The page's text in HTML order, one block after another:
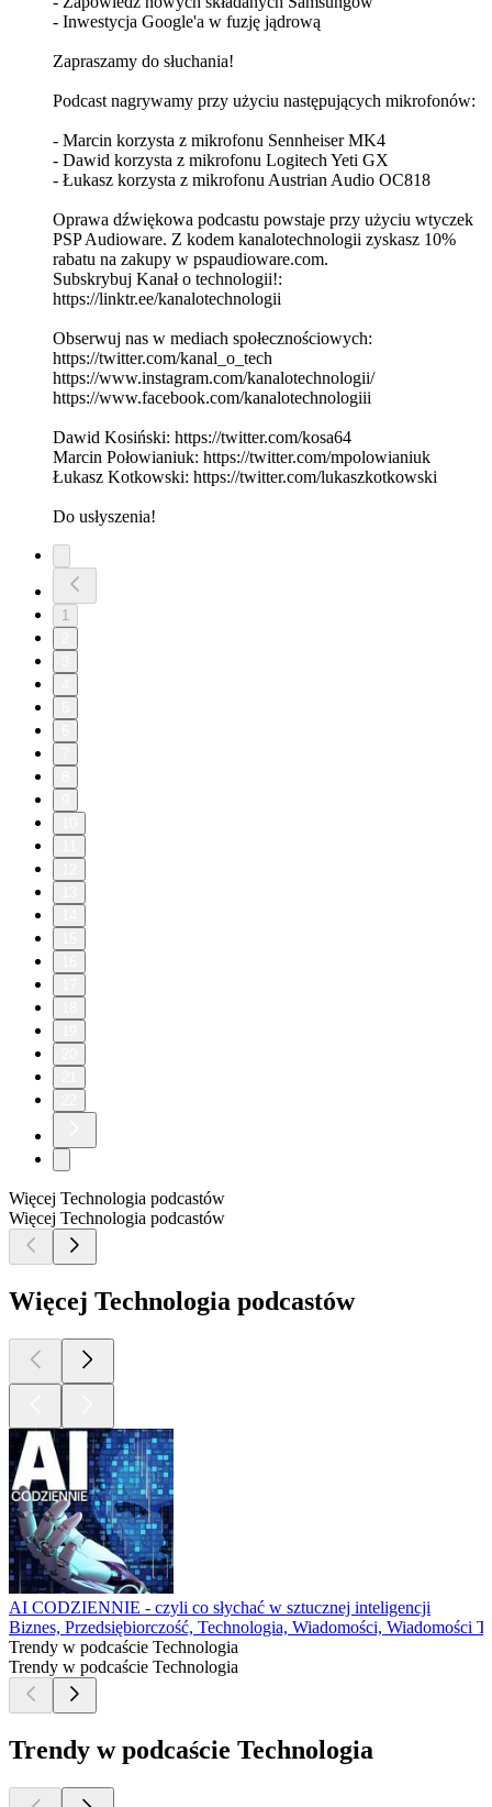
- Inwestycja Google'a w fuzję jądrową
Zapraszamy do słuchania!
Podcast nagrywamy przy użyciu następujących mikrofonów:
- Marcin korzysta z mikrofonu Sennheiser MK4
- Dawid korzysta z mikrofonu Logitech Yeti GX
- Łukasz korzysta z mikrofonu Austrian Audio OC818
Oprawa dźwiękowa podcastu powstaje przy użyciu wtyczek
PSP Audioware. Z kodem kanalotechnologii zyskasz 10%
rabatu na zakupy w pspaudioware.com.
Subskrybuj Kanał o technologii!:
⁠⁠⁠⁠⁠⁠⁠⁠⁠⁠⁠⁠⁠⁠⁠⁠⁠⁠⁠⁠⁠⁠⁠⁠⁠⁠⁠⁠⁠⁠⁠⁠⁠⁠⁠⁠⁠⁠⁠⁠⁠⁠⁠⁠⁠⁠⁠⁠⁠⁠⁠⁠⁠⁠⁠⁠⁠⁠⁠⁠⁠⁠⁠⁠⁠⁠⁠⁠⁠⁠⁠⁠⁠⁠⁠⁠⁠⁠⁠⁠⁠⁠⁠⁠⁠⁠⁠⁠⁠https://linktr.ee/kanalotechnologii⁠⁠⁠⁠⁠⁠⁠⁠⁠⁠⁠⁠⁠⁠⁠⁠⁠⁠⁠⁠⁠⁠⁠⁠⁠⁠⁠⁠⁠⁠⁠⁠⁠⁠⁠⁠⁠⁠⁠⁠⁠⁠⁠⁠⁠⁠⁠⁠⁠⁠⁠⁠⁠⁠⁠⁠⁠⁠⁠⁠⁠⁠⁠⁠⁠⁠⁠⁠⁠⁠⁠⁠⁠⁠⁠⁠⁠⁠⁠⁠⁠⁠⁠⁠⁠⁠⁠⁠⁠
Obserwuj nas w mediach społecznościowych:
⁠⁠⁠⁠⁠⁠⁠⁠⁠⁠⁠⁠⁠⁠⁠⁠⁠⁠⁠⁠⁠⁠⁠⁠⁠⁠⁠⁠⁠⁠⁠⁠⁠⁠⁠⁠⁠⁠⁠⁠⁠⁠⁠⁠⁠⁠⁠⁠⁠⁠⁠⁠⁠⁠⁠⁠⁠⁠⁠⁠⁠⁠⁠⁠⁠⁠⁠⁠⁠⁠⁠⁠⁠⁠⁠⁠⁠⁠⁠⁠⁠⁠⁠⁠⁠⁠⁠⁠⁠⁠⁠https://twitter.com/kanal_o_tech⁠⁠⁠⁠⁠⁠⁠⁠⁠⁠⁠⁠⁠⁠⁠⁠⁠⁠⁠⁠⁠⁠⁠⁠⁠⁠⁠⁠⁠⁠⁠⁠⁠⁠⁠⁠⁠⁠⁠⁠⁠⁠⁠⁠⁠⁠⁠⁠⁠⁠⁠⁠⁠⁠⁠⁠⁠⁠⁠⁠⁠⁠⁠⁠⁠⁠⁠⁠⁠⁠⁠⁠⁠⁠⁠⁠⁠⁠⁠⁠⁠⁠⁠⁠⁠⁠⁠⁠⁠⁠⁠
⁠⁠⁠⁠⁠⁠⁠⁠⁠⁠⁠⁠⁠⁠⁠⁠⁠⁠⁠⁠⁠⁠⁠⁠⁠⁠⁠⁠⁠⁠⁠⁠⁠⁠⁠⁠⁠⁠⁠⁠⁠⁠⁠⁠⁠⁠⁠⁠⁠⁠⁠⁠⁠⁠⁠⁠⁠⁠⁠⁠⁠⁠⁠⁠⁠⁠⁠⁠⁠⁠⁠⁠⁠⁠⁠⁠⁠⁠⁠⁠⁠⁠⁠⁠⁠⁠⁠⁠⁠⁠⁠https://www.instagram.com/kanalotechnologii/⁠⁠⁠⁠⁠⁠⁠⁠⁠⁠⁠⁠⁠⁠⁠⁠⁠⁠⁠⁠⁠⁠⁠⁠⁠⁠⁠⁠⁠⁠⁠⁠⁠⁠⁠⁠⁠⁠⁠⁠⁠⁠⁠⁠⁠⁠⁠⁠⁠⁠⁠⁠⁠⁠⁠⁠⁠⁠⁠⁠⁠⁠⁠⁠⁠⁠⁠⁠⁠⁠⁠⁠⁠⁠⁠⁠⁠⁠⁠⁠⁠⁠⁠⁠⁠⁠⁠⁠⁠⁠⁠
⁠⁠⁠⁠⁠⁠⁠⁠⁠⁠⁠⁠⁠⁠⁠⁠⁠⁠⁠⁠⁠⁠⁠⁠⁠⁠⁠⁠⁠⁠⁠⁠⁠⁠⁠⁠⁠⁠⁠⁠⁠⁠⁠⁠⁠⁠⁠⁠⁠⁠⁠⁠⁠⁠⁠⁠⁠⁠⁠⁠⁠⁠⁠⁠⁠⁠⁠⁠⁠⁠⁠⁠⁠⁠⁠⁠⁠⁠⁠⁠⁠⁠⁠⁠⁠⁠⁠⁠⁠⁠⁠https://www.facebook.com/kanalotechnologiii⁠⁠⁠⁠⁠⁠⁠⁠⁠⁠⁠⁠⁠⁠⁠⁠⁠⁠⁠⁠⁠⁠⁠⁠⁠⁠⁠⁠⁠⁠⁠⁠⁠⁠⁠⁠⁠⁠⁠⁠⁠⁠⁠⁠⁠⁠⁠⁠⁠⁠⁠⁠⁠⁠⁠⁠⁠⁠⁠⁠⁠⁠⁠⁠⁠⁠⁠⁠⁠⁠⁠⁠⁠⁠⁠⁠⁠⁠⁠⁠⁠⁠⁠⁠⁠⁠⁠⁠⁠⁠⁠
Dawid Kosiński: ⁠⁠⁠⁠⁠⁠⁠⁠⁠⁠⁠⁠⁠⁠⁠⁠⁠⁠⁠⁠⁠⁠⁠⁠⁠⁠⁠⁠⁠⁠⁠⁠⁠⁠⁠⁠⁠⁠⁠⁠⁠⁠⁠⁠⁠⁠⁠⁠⁠⁠⁠⁠⁠⁠⁠⁠⁠⁠⁠⁠⁠⁠⁠⁠⁠⁠⁠⁠⁠⁠⁠⁠⁠⁠⁠⁠⁠⁠⁠⁠⁠⁠⁠⁠⁠⁠⁠⁠⁠⁠⁠https://twitter.com/kosa64⁠⁠⁠⁠⁠⁠⁠⁠⁠⁠⁠⁠⁠⁠⁠⁠⁠⁠⁠⁠⁠⁠⁠⁠⁠⁠⁠⁠⁠⁠⁠⁠⁠⁠⁠⁠⁠⁠⁠⁠⁠⁠⁠⁠⁠⁠⁠⁠⁠⁠⁠⁠⁠⁠⁠⁠⁠⁠⁠⁠⁠⁠⁠⁠⁠⁠⁠⁠⁠⁠⁠⁠⁠⁠⁠⁠⁠⁠⁠⁠⁠⁠⁠⁠⁠⁠⁠⁠⁠⁠⁠
Marcin Połowianiuk: ⁠⁠⁠⁠⁠⁠⁠⁠⁠⁠⁠⁠⁠⁠⁠⁠⁠⁠⁠⁠⁠⁠⁠⁠⁠⁠⁠⁠⁠⁠⁠⁠⁠⁠⁠⁠⁠⁠⁠⁠⁠⁠⁠⁠⁠⁠⁠⁠⁠⁠⁠⁠⁠⁠⁠⁠⁠⁠⁠⁠⁠⁠⁠⁠⁠⁠⁠⁠⁠⁠⁠⁠⁠⁠⁠⁠⁠⁠⁠⁠⁠⁠⁠⁠⁠⁠⁠⁠⁠⁠⁠https://twitter.com/mpolowianiuk⁠⁠⁠⁠⁠⁠⁠⁠⁠⁠⁠⁠⁠⁠⁠⁠⁠⁠⁠⁠⁠⁠⁠⁠⁠⁠⁠⁠⁠⁠⁠⁠⁠⁠⁠⁠⁠⁠⁠⁠⁠⁠⁠⁠⁠⁠⁠⁠⁠⁠⁠⁠⁠⁠⁠⁠⁠⁠⁠⁠⁠⁠⁠⁠⁠⁠⁠⁠⁠⁠⁠⁠⁠⁠⁠⁠⁠⁠⁠⁠⁠⁠⁠⁠⁠⁠⁠⁠⁠⁠⁠
Łukasz Kotkowski: ⁠⁠⁠⁠⁠⁠⁠⁠⁠⁠⁠⁠⁠⁠⁠⁠⁠⁠⁠⁠⁠⁠⁠⁠⁠⁠⁠⁠⁠⁠⁠⁠⁠⁠⁠⁠⁠⁠⁠⁠⁠⁠⁠⁠⁠⁠⁠⁠⁠⁠⁠⁠⁠⁠⁠⁠⁠⁠⁠⁠⁠⁠⁠⁠⁠⁠⁠⁠⁠⁠⁠⁠⁠⁠⁠⁠⁠⁠⁠⁠⁠⁠⁠⁠⁠⁠⁠⁠⁠⁠⁠https://twitter.com/lukaszkotkowski⁠⁠⁠⁠⁠⁠⁠⁠⁠⁠⁠⁠⁠⁠⁠⁠⁠⁠⁠⁠⁠⁠⁠⁠⁠⁠⁠⁠⁠⁠⁠⁠⁠⁠⁠⁠⁠⁠⁠⁠⁠⁠⁠⁠⁠⁠⁠⁠⁠⁠⁠⁠⁠⁠⁠⁠⁠⁠⁠⁠⁠⁠⁠⁠⁠⁠⁠⁠⁠⁠⁠⁠⁠⁠⁠⁠⁠⁠⁠⁠⁠⁠⁠⁠⁠⁠⁠⁠⁠⁠⁠
Do usłyszenia!
1
Więcej Technologia podcastów
Więcej Technologia podcastów
Więcej Technologia podcastów
AI CODZIENNIE - czyli co słychać w sztucznej inteligencji
Biznes, Przedsiębiorczość, Technologia, Wiadomości, Wiadomości
Trendy w podcaście Technologia
Trendy w podcaście Technologia
Trendy w podcaście Technologia